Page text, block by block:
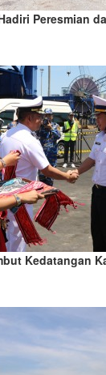
Peresmian
Kedatangan